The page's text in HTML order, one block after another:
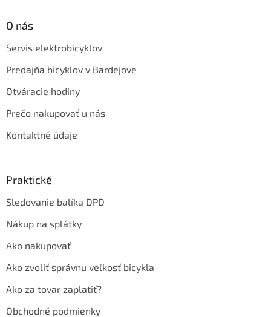
O nás
Servis elektrobicyklov
Predajňa bicyklov v Bardejove
Otváracie hodiny
Prečo nakupovať u nás
Kontaktné údaje
Praktické
Sledovanie balíka DPD
Nákup na splátky
Ako nakupovať
Ako zvoliť správnu veľkosť bicykla
Ako za tovar zaplatiť?
Obchodné podmienky